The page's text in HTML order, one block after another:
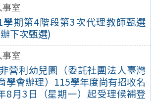
事室
學期第4階段第3次代理教師甄選
下次甄選)
事室
營利幼兒園（委託社團法人臺灣
學會辦理）115學年度尚有招收名
8月3日（星期一）起受理候補登